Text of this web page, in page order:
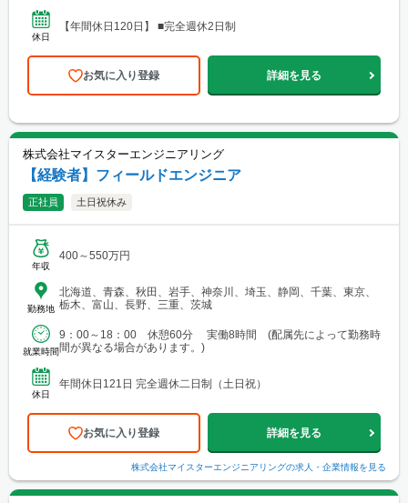
休日
【年間休日120日】 ■完全週休2日制
お気に入り登録 詳細を見る
株式会社マイスターエンジニアリング
【経験者】フィールドエンジニア
正社員 土日祝休み
年収
400～550万円
勤務地
北海道、青森、秋田、岩手、神奈川、埼玉、静岡、千葉、東京、
栃木、富山、長野、三重、茨城
就業時間
9：00～18：00 休憩60分 実働8時間 (配属先によって勤務時
間が異なる場合があります。)
休日
年間休日121日 完全週休二日制（土日祝）
お気に入り登録 詳細を見る
株式会社マイスターエンジニアリングの求人・企業情報を見る